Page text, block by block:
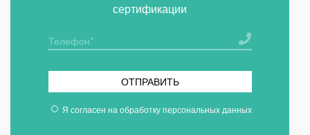
сертификации
ОТПРАВИТЬ
Я согласен на обработку персональных данных